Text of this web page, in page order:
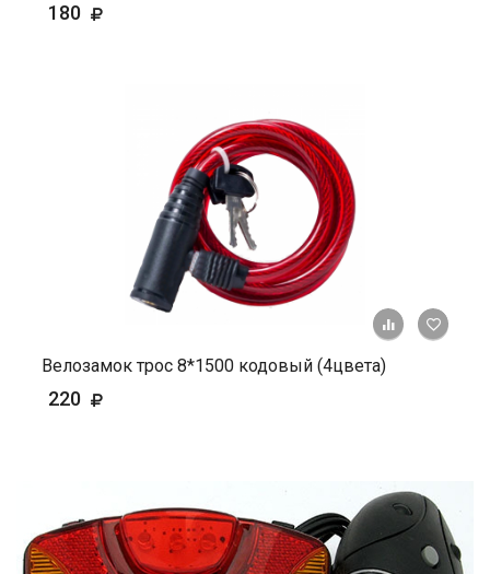
180
+ К
Велозамок трос 8*1500 кодовый (4цвета)
220